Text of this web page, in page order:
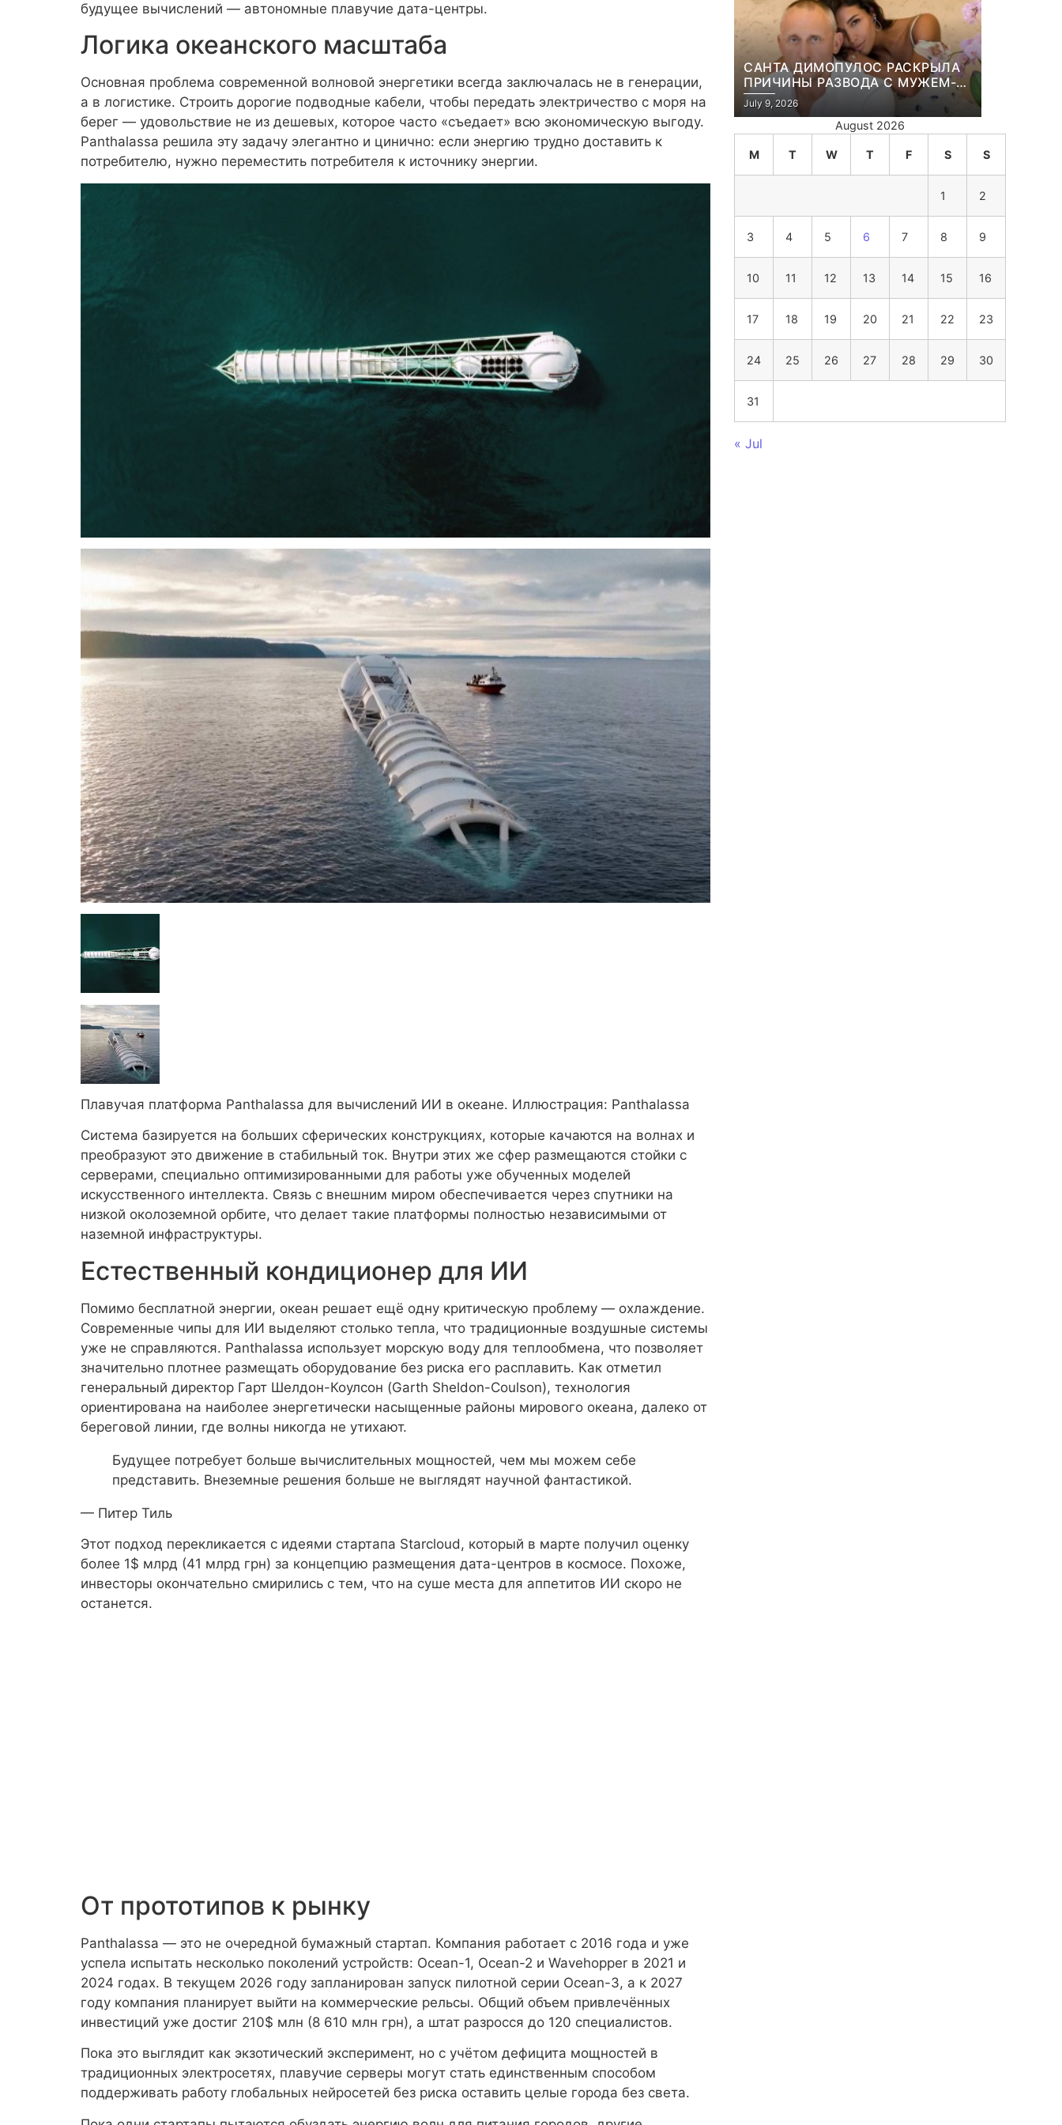
будущее вычислений — автономные плавучие дата-центры.
Логика океанского масштаба
Основная проблема современной волновой энергетики всегда заключалась не в генерации,
а в логистике. Строить дорогие подводные кабели, чтобы передать электричество с моря на
берег — удовольствие не из дешевых, которое часто «съедает» всю экономическую выгоду.
Panthalassa решила эту задачу элегантно и цинично: если энергию трудно доставить к
потребителю, нужно переместить потребителя к источнику энергии.
Плавучая платформа Panthalassa для вычислений ИИ в океане. Иллюстрация: Panthalassa
Система базируется на больших сферических конструкциях, которые качаются на волнах и
преобразуют это движение в стабильный ток. Внутри этих же сфер размещаются стойки с
серверами, специально оптимизированными для работы уже обученных моделей
искусственного интеллекта. Связь с внешним миром обеспечивается через спутники на
низкой околоземной орбите, что делает такие платформы полностью независимыми от
наземной инфраструктуры.
Естественный кондиционер для ИИ
Помимо бесплатной энергии, океан решает ещё одну критическую проблему — охлаждение.
Современные чипы для ИИ выделяют столько тепла, что традиционные воздушные системы
уже не справляются. Panthalassa использует морскую воду для теплообмена, что позволяет
значительно плотнее размещать оборудование без риска его расплавить. Как отметил
генеральный директор Гарт Шелдон-Коулсон (Garth Sheldon-Coulson), технология
ориентирована на наиболее энергетически насыщенные районы мирового океана, далеко от
береговой линии, где волны никогда не утихают.
Будущее потребует больше вычислительных мощностей, чем мы можем себе
представить. Внеземные решения больше не выглядят научной фантастикой.
— Питер Тиль
Этот подход перекликается с идеями стартапа Starcloud, который в марте получил оценку
более 1$ млрд (41 млрд грн) за концепцию размещения дата-центров в космосе. Похоже,
инвесторы окончательно смирились с тем, что на суше места для аппетитов ИИ скоро не
останется.
От прототипов к рынку
Panthalassa — это не очередной бумажный стартап. Компания работает с 2016 года и уже
успела испытать несколько поколений устройств: Ocean-1, Ocean-2 и Wavehopper в 2021 и
2024 годах. В текущем 2026 году запланирован запуск пилотной серии Ocean-3, а к 2027
году компания планирует выйти на коммерческие рельсы. Общий объем привлечённых
инвестиций уже достиг 210$ млн (8 610 млн грн), а штат разросся до 120 специалистов.
Пока это выглядит как экзотический эксперимент, но с учётом дефицита мощностей в
традиционных электросетях, плавучие серверы могут стать единственным способом
поддерживать работу глобальных нейросетей без риска оставить целые города без света.
САНТА ДИМОПУЛОС РАСКРЫЛА
ПРИЧИНЫ РАЗВОДА С МУЖЕМ-
БИЗНЕСМЕНОМ
July 9, 2026
August 2026
M T W T F S S
1 2
3 4 5 6 7 8 9
10 11 12 13 14 15 16
17 18 19 20 21 22 23
24 25 26 27 28 29 30
31
« Jul